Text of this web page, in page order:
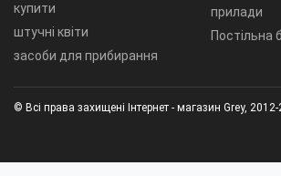
купити
штучні квіти
засоби для прибирання
прилади
Постільна
© Всі права захищені Інтернет - магазин Grey,